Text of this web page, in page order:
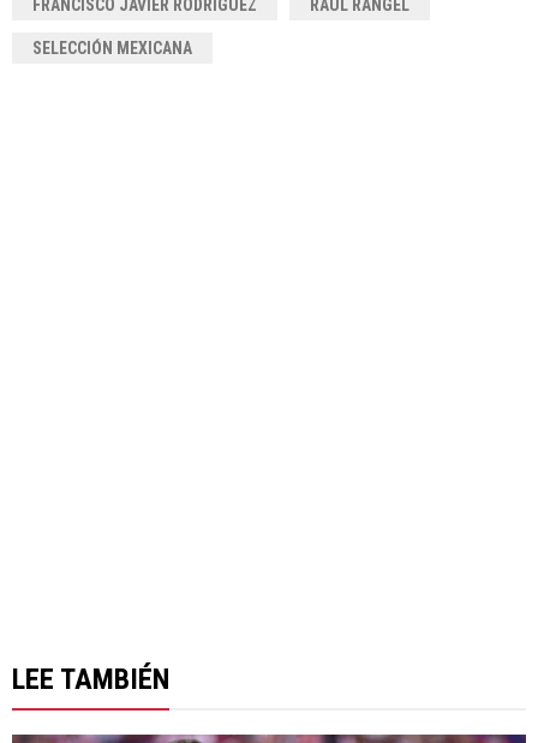
FRANCISCO JAVIER RODRÍGUEZ RAÚL RANGEL
SELECCIÓN MEXICANA
LEE TAMBIÉN